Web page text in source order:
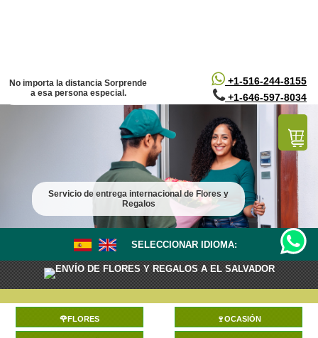
+1-516-244-8155
+1-646-597-8034
No importa la distancia Sorprende
a esa persona especial.
Servicio de entrega internacional de Flores y
Regalos
SELECCIONAR IDIOMA:
ENVÍO DE FLORES Y REGALOS A EL SALVADOR
🌹FLORES 🍷OCASIÓN